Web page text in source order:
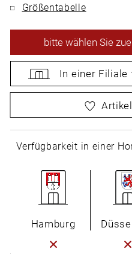
Größentabelle
bittewählen Sie
In einer Filiale
wählen Sie
Verfügbarkeit in einer
Hamburg